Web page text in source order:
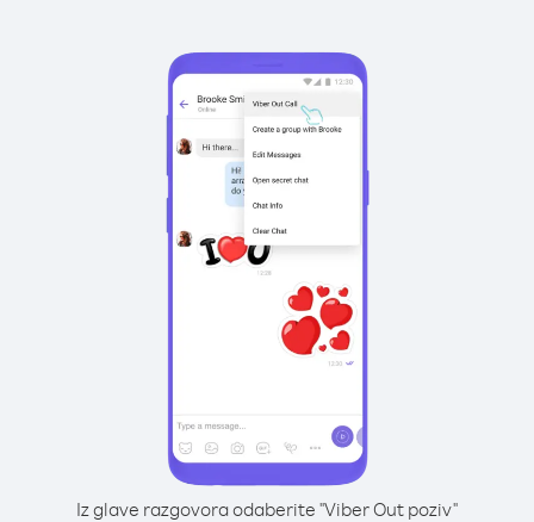
Iz glave razgovora odaberite "Viber Out poziv"